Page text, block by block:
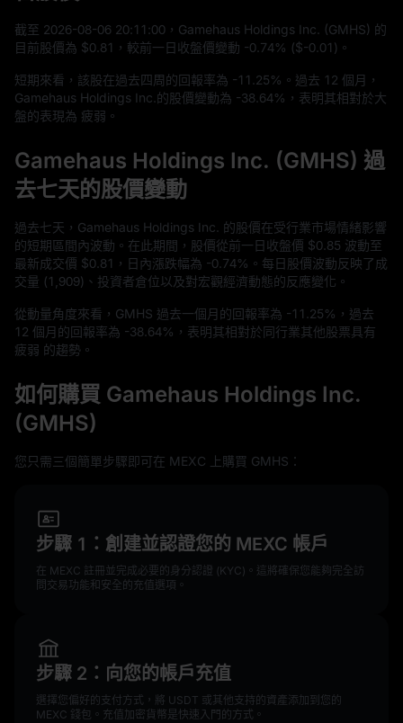
截至 2026-08-06 20:11 :00 ，Gamehaus Holdings Inc. (GMHS) 的
目前股價為 $0.81 ，較前一日收盤價變動 -0.74% ($-0.01 )。
短期來看，該股在過去四周的回報率為 -11.25% 。過去 12 個月，
Gamehaus Holdings Inc.的股價變動為 -38.64% ，表明其相對於大
盤的表現為 疲弱。
Gamehaus Holdings Inc. (GMHS) 過
去七天的股價變動
過去七天，Gamehaus Holdings Inc. 的股價在受行業市場情緒影響
的短期區間內波動。在此期間，股價從前一日收盤價 $0.85 波動至
最新成交價 $0.81 ，日內漲跌幅為 -0.74% 。每日股價波動反映了成
交量 (1,909)、投資者倉位以及對宏觀經濟動態的反應變化。
從動量角度來看，GMHS 過去一個月的回報率為 -11.25% ，過去
12 個月的回報率為 -38.64% ，表明其相對於同行業其他股票具有
疲弱 的趨勢。
如何購買 Gamehaus Holdings Inc.
(GMHS)
您只需三個簡單步驟即可在 MEXC 上購買 GMHS：
步驟 1：創建並認證您的 MEXC 帳戶
在 MEXC 註冊並完成必要的身分認證 (KYC)。這將確保您能夠完全訪
問交易功能和安全的充值選項。
步驟 2：向您的帳戶充值
選擇您偏好的支付方式，將 USDT 或其他支持的資產添加到您的
MEXC 錢包。充值加密貨幣是快速入門的方式。